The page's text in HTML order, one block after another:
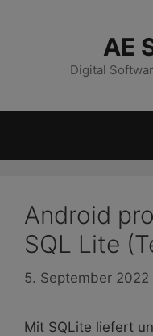
AE
Digital
Android
SQL Lite
5. September 2022
Mit SQLite liefert